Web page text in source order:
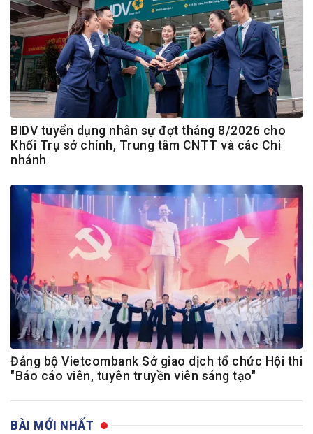
BIDV tuyển dụng nhân sự đợt tháng 8/2026 cho
Khối Trụ sở chính, Trung tâm CNTT và các Chi
nhánh
Đảng bộ Vietcombank Sở giao dịch tổ chức Hội thi
"Báo cáo viên, tuyên truyền viên sáng tạo"
BÀI MỚI NHẤT